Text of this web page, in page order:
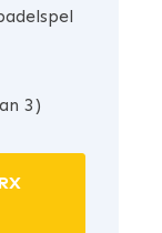
3)